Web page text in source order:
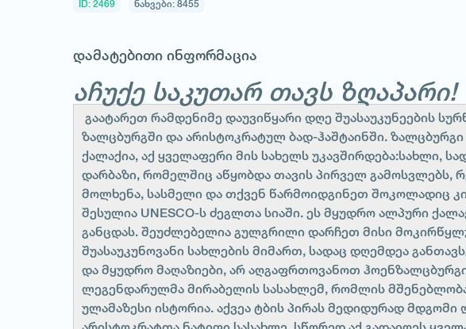
ID: 2469 ნახვები: 8455
დამატებითი ინფორმაცია
აჩუქე საკუთარ თავს ზღაპარი!
გაატარეთ რამდენიმე დაუვიწყარი დღე შუასაუკუნეების
ზალცბურგში და არისტოკრატულ ბად-ჰაშტაინში.
ქალაქია, აქ ყველაფერი მის სახელს უკავშირდება:სახლი,
დარბაზი, რომელშიც აწყობდა თავის პირველ გამოსვლებს,
მოლხენა, სასმელი და თქვენ წარმოიდგინეთ შოკოლადიც კი
შესულია UNESCO-ს ძეგლთა სიაში. ეს მყუდრო ალპური
განცდას. შეუძლებელია გულგრილი დარჩეთ მისი
შუასაუკუნოვანი სახლების მიმართ, სადაც დღემდეა
და მყუდრო მაღაზიები, არ აღგაფრთოვანოთ
ლეგენდარულმა მირაბელის სასახლემ, რომლის
ულამაზესი ისტორია. აქვეა ტბის პირას მედიდურად